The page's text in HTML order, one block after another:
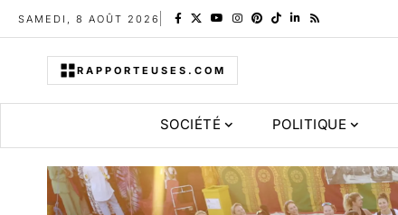
SAMEDI, 8 AOÛT 2026
RAPPORTEUSES.COM
SOCIÉTÉ POLITIQUE